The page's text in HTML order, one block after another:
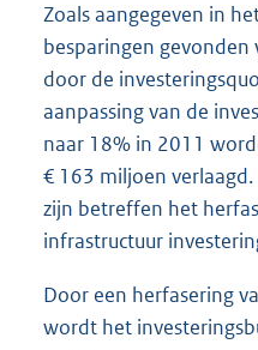
Zoals aangegeven in
besparingen
door de
aanpassing van de
naar 18% in 2011
€ 163 miljoen
zijn betreffen het
infrastructuur
Door een herfasering
wordt het